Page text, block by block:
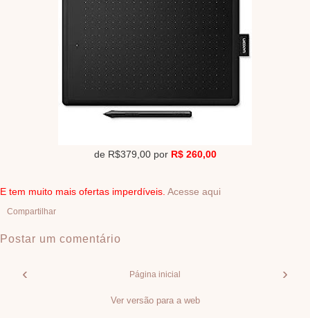
de R$379,00 por R$ 260,00
E tem muito mais ofertas imperdíveis. Acesse aqui
Compartilhar
Postar um comentário
‹ ›
Página inicial
Ver versão para a web